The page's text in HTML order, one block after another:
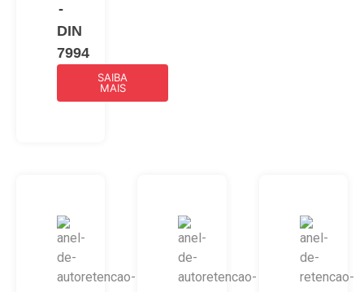
-
DIN
7994
SAIBA
MAIS